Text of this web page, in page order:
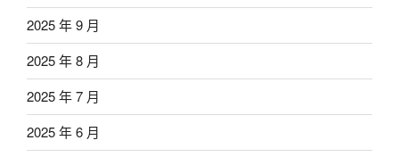
2025 年 9 月
2025 年 8 月
2025 年 7 月
2025 年 6 月